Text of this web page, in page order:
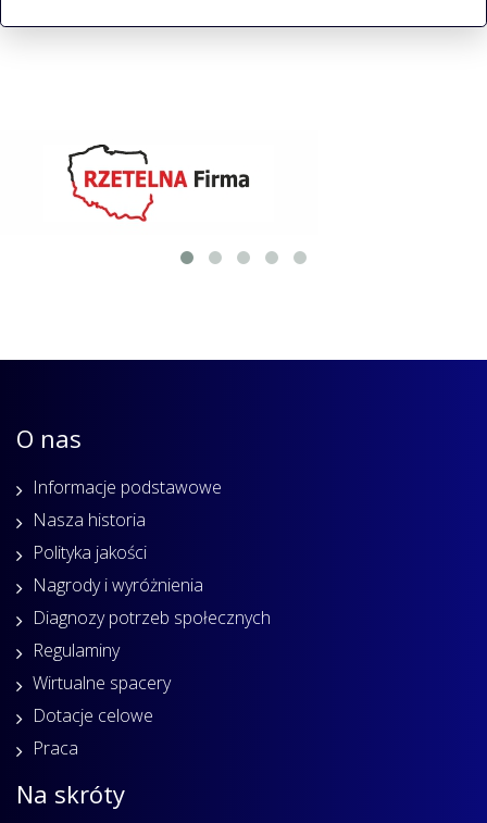
O nas
Informacje podstawowe
Nasza historia
Polityka jakości
Nagrody i wyróżnienia
Diagnozy potrzeb społecznych
Regulaminy
Wirtualne spacery
Dotacje celowe
Praca
Na skróty